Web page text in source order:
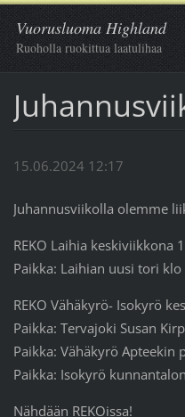
Vuorusluoma Highland
Ruoholla ruokittua laatulihaa
15.06.2024 12:17
Juhannusviikolla olemme
REKO Laihia keskiviikkona
Paikka: Laihian uusi tori
REKO Vähäkyrö- Isokyrö
Paikka: Tervajoki Susan
Paikka: Vähäkyrö Apteekin
Paikka: Isokyrö
Nähdään REKOissa!